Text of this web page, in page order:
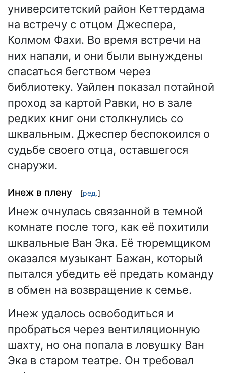
университетский район Кеттердама
на встречу с отцом Джеспера,
Колмом Фахи. Во время встречи на
них напали, и они были вынуждены
спасаться бегством через
библиотеку. Уайлен показал потайной
проход за картой Равки, но в зале
редких книг они столкнулись со
шквальным. Джеспер беспокоился о
судьбе своего отца, оставшегося
снаружи.
Инеж в плену [ред.]
Инеж очнулась связанной в темной
комнате после того, как её похитили
шквальные Ван Эка. Её тюремщиком
оказался музыкант Бажан, который
пытался убедить её предать команду
в обмен на возвращение к семье.
Инеж удалось освободиться и
пробраться через вентиляционную
шахту, но она попала в ловушку Ван
Эка в старом театре. Он требовал